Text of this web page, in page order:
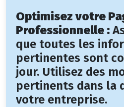
Optimisez votre
Professionnelle :
que toutes les
pertinentes sont
jour. Utilisez des
pertinents dans la
votre entreprise.